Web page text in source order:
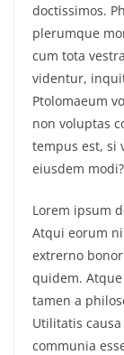
doctissimos.
plerumque
cum tota
videntur,
Ptolomaeum
non voluptas
tempus est, si
eiusdem modi?
Lorem ipsum
Atqui eorum
extrerno
quidem.
tamen a
Utilitatis
communia